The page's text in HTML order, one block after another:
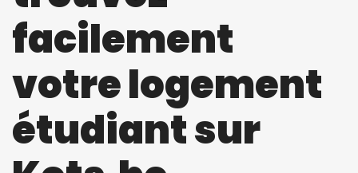
facilement
votre logement
étudiant sur